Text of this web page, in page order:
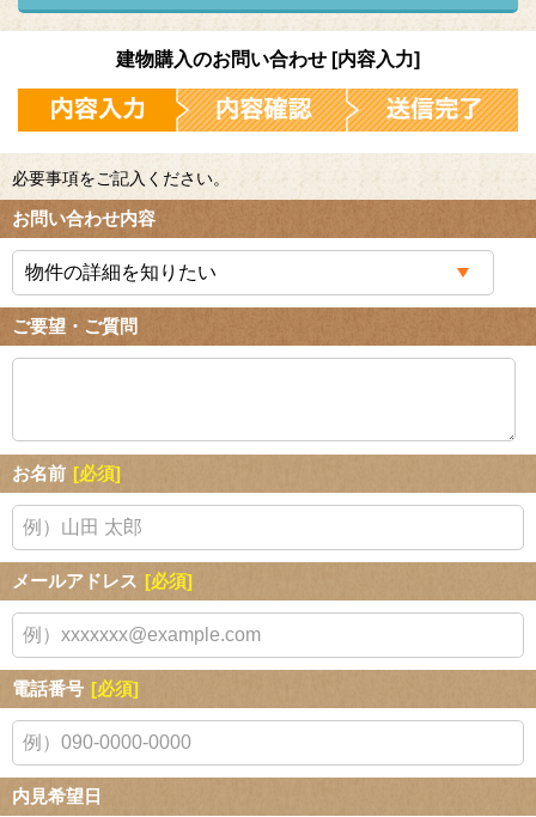
建物購入のお問い合わせ [内容入力]
必要事項をご記入ください。
お問い合わせ内容
ご要望・ご質問
お名前 [必須]
メールアドレス [必須]
電話番号 [必須]
内見希望日